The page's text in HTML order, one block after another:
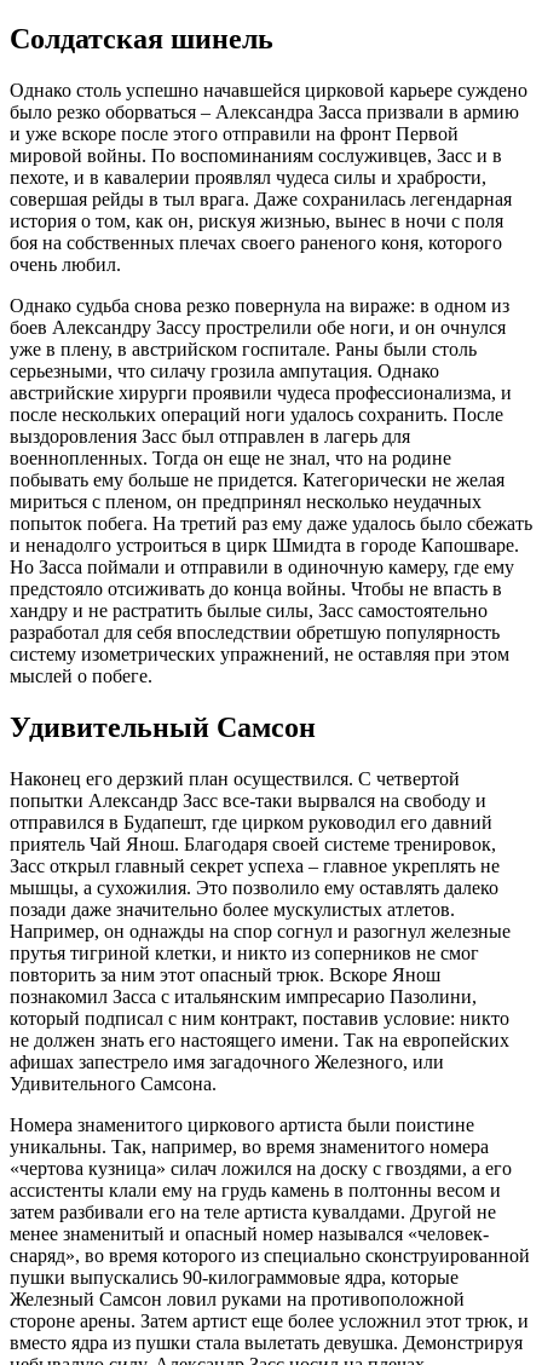
Солдатская шинель
Однако столь успешно начавшейся цирковой карьере суждено
было резко оборваться – Александра Засса призвали в армию
и уже вскоре после этого отправили на фронт Первой
мировой войны. По воспоминаниям сослуживцев, Засс и в
пехоте, и в кавалерии проявлял чудеса силы и храбрости,
совершая рейды в тыл врага. Даже сохранилась легендарная
история о том, как он, рискуя жизнью, вынес в ночи с поля
боя на собственных плечах своего раненого коня, которого
очень любил.
Однако судьба снова резко повернула на вираже: в одном из
боев Александру Зассу прострелили обе ноги, и он очнулся
уже в плену, в австрийском госпитале. Раны были столь
серьезными, что силачу грозила ампутация. Однако
австрийские хирурги проявили чудеса профессионализма, и
после нескольких операций ноги удалось сохранить. После
выздоровления Засс был отправлен в лагерь для
военнопленных. Тогда он еще не знал, что на родине
побывать ему больше не придется. Категорически не желая
мириться с пленом, он предпринял несколько неудачных
попыток побега. На третий раз ему даже удалось было сбежать
и ненадолго устроиться в цирк Шмидта в городе Капошваре.
Но Засса поймали и отправили в одиночную камеру, где ему
предстояло отсиживать до конца войны. Чтобы не впасть в
хандру и не растратить былые силы, Засс самостоятельно
разработал для себя впоследствии обретшую популярность
систему изометрических упражнений, не оставляя при этом
мыслей о побеге.
Удивительный Самсон
Наконец его дерзкий план осуществился. С четвертой
попытки Александр Засс все-таки вырвался на свободу и
отправился в Будапешт, где цирком руководил его давний
приятель Чай Янош. Благодаря своей системе тренировок,
Засс открыл главный секрет успеха – главное укреплять не
мышцы, а сухожилия. Это позволило ему оставлять далеко
позади даже значительно более мускулистых атлетов.
Например, он однажды на спор согнул и разогнул железные
прутья тигриной клетки, и никто из соперников не смог
повторить за ним этот опасный трюк. Вскоре Янош
познакомил Засса с итальянским импресарио Пазолини,
который подписал с ним контракт, поставив условие: никто
не должен знать его настоящего имени. Так на европейских
афишах запестрело имя загадочного Железного, или
Удивительного Самсона.
Номера знаменитого циркового артиста были поистине
уникальны. Так, например, во время знаменитого номера
«чертова кузница» силач ложился на доску с гвоздями, а его
ассистенты клали ему на грудь камень в полтонны весом и
затем разбивали его на теле артиста кувалдами. Другой не
менее знаменитый и опасный номер назывался «человек-
снаряд», во время которого из специально сконструированной
пушки выпускались 90-килограммовые ядра, которые
Железный Самсон ловил руками на противоположной
стороне арены. Затем артист еще более усложнил этот трюк, и
вместо ядра из пушки стала вылетать девушка. Демонстрируя